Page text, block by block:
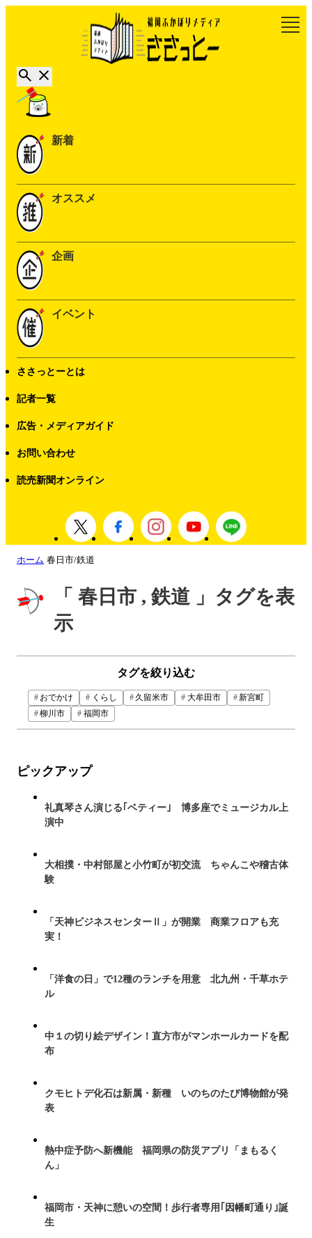
新着
オススメ
企画
イベント
ささっとーとは
記者一覧
広告・メディアガイド
お問い合わせ
読売新聞オンライン
ホーム 春日市/鉄道
「 春日市 , 鉄道 」タグを表
示
タグを絞り込む
おでかけ くらし 久留米市 大牟田市
新宮町
柳川市
福岡市
ピックアップ
礼真琴さん演じる｢ベティー｣ 博多座でミュージカル上
演中
大相撲・中村部屋と小竹町が初交流 ちゃんこや稽古体
験
「天神ビジネスセンターⅡ」が開業 商業フロアも充
実！
「洋食の日」で12種のランチを用意 北九州・千草ホテ
ル
中１の切り絵デザイン！直方市がマンホールカードを配
布
クモヒトデ化石は新属・新種 いのちのたび博物館が発
表
熱中症予防へ新機能 福岡県の防災アプリ「まもるく
ん」
福岡市・天神に憩いの空間！歩行者専用｢因幡町通り｣誕
生